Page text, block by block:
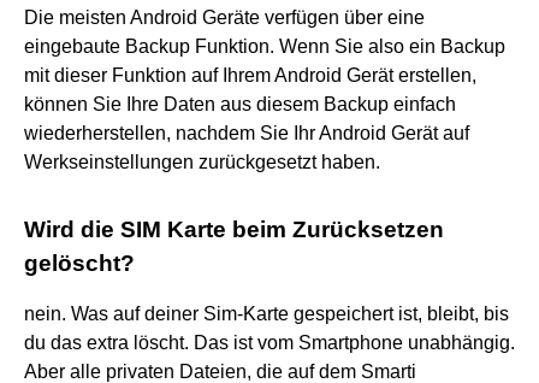
Die meisten Android Geräte verfügen über eine
eingebaute Backup Funktion. Wenn Sie also ein Backup
mit dieser Funktion auf Ihrem Android Gerät erstellen,
können Sie Ihre Daten aus diesem Backup einfach
wiederherstellen, nachdem Sie Ihr Android Gerät auf
Werkseinstellungen zurückgesetzt haben.
Wird die SIM Karte beim Zurücksetzen
gelöscht?
nein. Was auf deiner Sim-Karte gespeichert ist, bleibt, bis
du das extra löscht. Das ist vom Smartphone unabhängig.
Aber alle privaten Dateien, die auf dem Smarti